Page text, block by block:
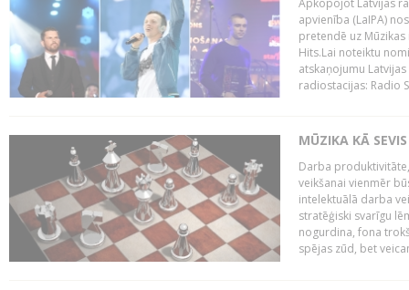
Apkopojot Latvijas
apvienība (LaIPA)
pretendē uz
Hits.Lai noteiktu
atskaņojumu
radiostacijas: Radio
MŪZIKA KĀ
Darba
veikšanai vienmēr
intelektuālā darba
stratēģiski svarīgu
nogurdina, fona
spējas zūd, bet